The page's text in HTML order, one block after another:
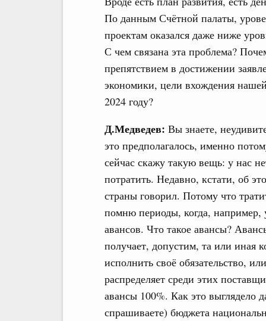
По данным Счётной палаты,
проектам оказался даже ниже
С чем связана эта проблема?
препятствием в достижении
экономики, цели вхождения
2024 году?
Д.Медведев: Вы знаете,
это предполагалось, именно
сейчас скажу такую вещь: у нас
потратить. Недавно, кстати, об
страны говорил. Потому что
помню периоды, когда, например,
авансов. Что такое авансы?
получает, допустим, та или иная
исполнить своё обязательство,
распределяет среди этих
авансы 100%. Как это выглядело
спрашиваете) бюджета